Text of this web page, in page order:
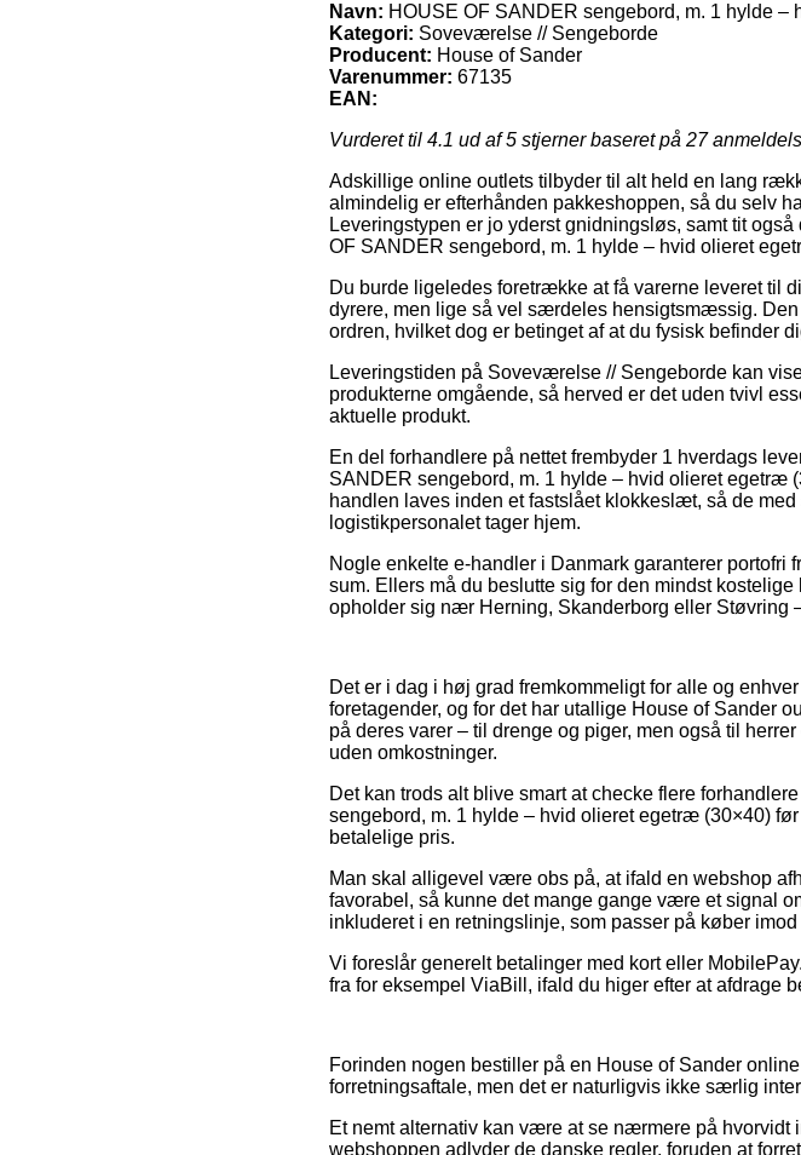
Navn: HOUSE OF SANDER sengebord, m. 1 hylde
Kategori: Soveværelse // Sengeborde
Producent: House of Sander
Varenummer: 67135
EAN:
Vurderet til 4.1 ud af 5 stjerner baseret på 27
Adskillige online outlets tilbyder til alt held en lang
almindelig er efterhånden pakkeshoppen, så du selv
Leveringstypen er jo yderst gnidningsløs, samt tit
OF SANDER sengebord, m. 1 hylde – hvid olieret
Du burde ligeledes foretrække at få varerne leveret til
dyrere, men lige så vel særdeles hensigtsmæssig.
ordren, hvilket dog er betinget af at du fysisk befinder
Leveringstiden på Soveværelse // Sengeborde kan
produkterne omgående, så herved er det uden tvivl
aktuelle produkt.
En del forhandlere på nettet frembyder 1 hverdags
SANDER sengebord, m. 1 hylde – hvid olieret egetræ
handlen laves inden et fastslået klokkeslæt, så de
logistikpersonalet tager hjem.
Nogle enkelte e-handler i Danmark garanterer portofri
sum. Ellers må du beslutte sig for den mindst
opholder sig nær Herning, Skanderborg eller Støvring
Det er i dag i høj grad fremkommeligt for alle og
foretagender, og for det har utallige House of Sander
på deres varer – til drenge og piger, men også til
uden omkostninger.
Det kan trods alt blive smart at checke flere
sengebord, m. 1 hylde – hvid olieret egetræ (30×40)
betalelige pris.
Man skal alligevel være obs på, at ifald en webshop
favorabel, så kunne det mange gange være et signal
inkluderet i en retningslinje, som passer på køber
Vi foreslår generelt betalinger med kort eller
fra for eksempel ViaBill, ifald du higer efter at afdrage
Forinden nogen bestiller på en House of Sander
forretningsaftale, men det er naturligvis ikke særlig
Et nemt alternativ kan være at se nærmere på
webshoppen adlyder de danske regler, foruden at